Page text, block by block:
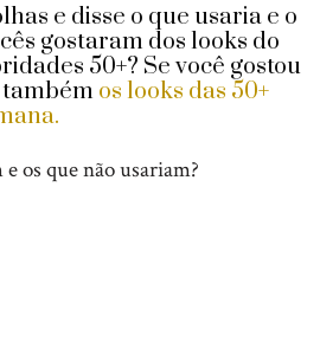
e disse o que usaria e o
gostaram dos looks do
50+? Se você gostou
os looks das 50+
os que não usariam?